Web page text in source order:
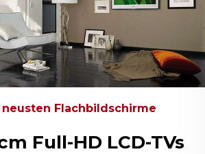
neusten Flachbildschirme
Full-HD LCD-TVs